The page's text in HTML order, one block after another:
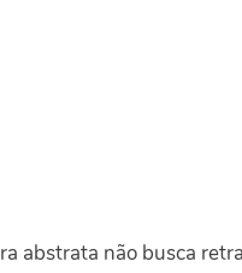
abstrata não busca